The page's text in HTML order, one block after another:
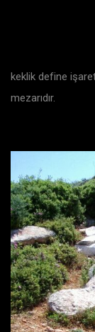
keklik define
mezarıdır.